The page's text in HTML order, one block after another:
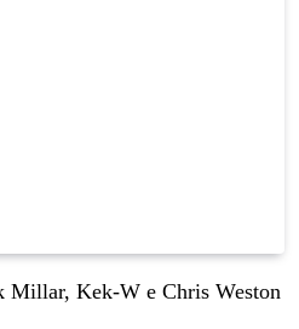
Millar, Kek-W e Chris Weston